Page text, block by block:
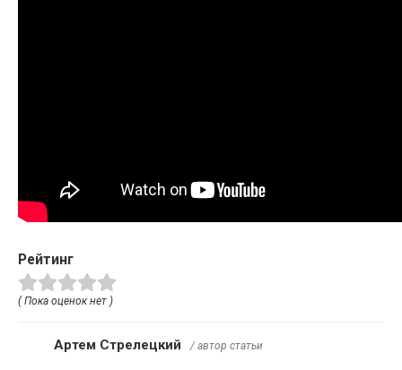
Рейтинг
( Пока оценок нет )
Артем Стрелецкий / автор статьи